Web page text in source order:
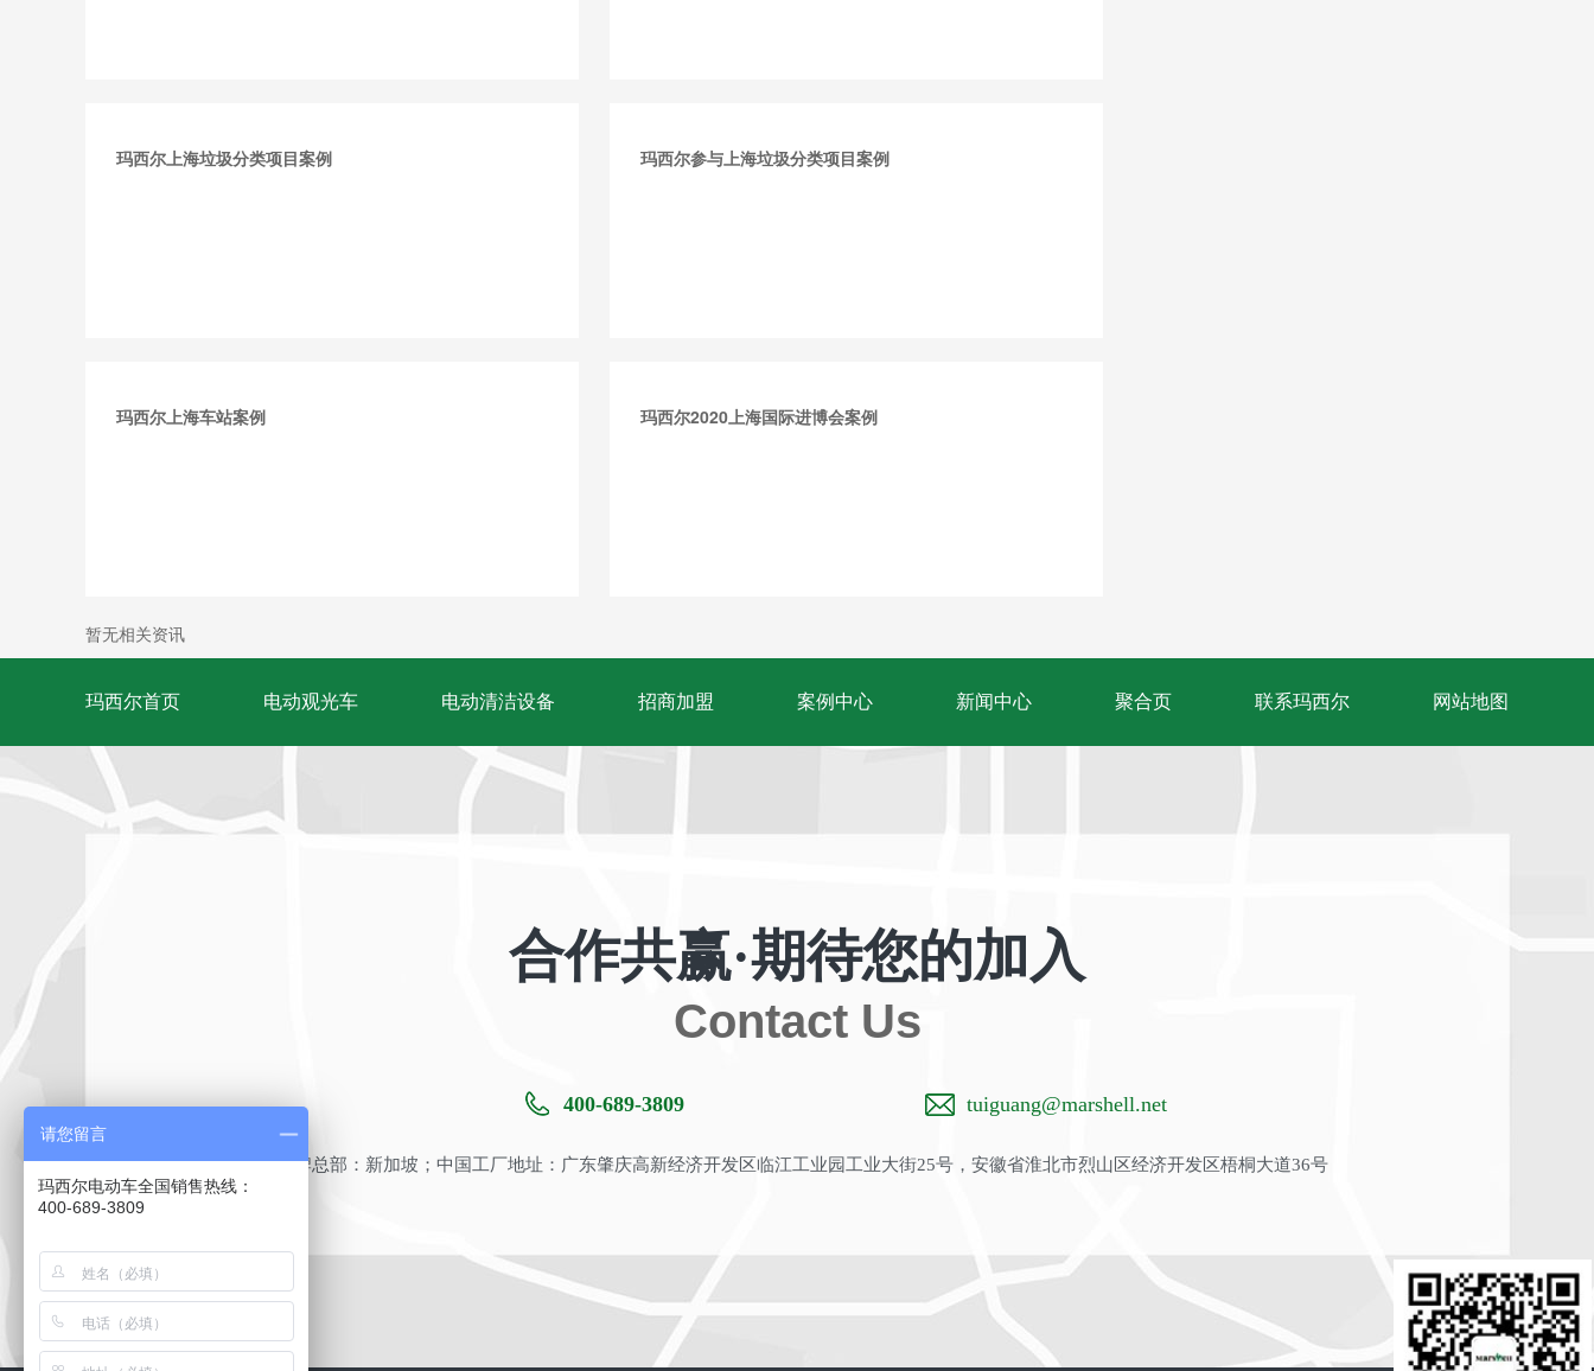
玛西尔上海垃圾分类项目案例 玛西尔参与上海垃圾分类项目案例
玛西尔上海车站案例 玛西尔2020上海国际进博会案例
暂无相关资讯
玛西尔首页 电动观光车 电动清洁设备 招商加盟 案例中心 新闻中心 聚合页 联系玛西尔 网站地图
合作共赢·期待您的加入
Contact Us
400-689-3809 tuiguang@marshell.net
品牌总部：新加坡；中国工厂地址：广东肇庆高新经济开发区临江工业园工业大街25号，安徽省淮北市烈山区经济开发区梧桐大道36号
请您留言
玛西尔电动车全国销售热线：
400-689-3809